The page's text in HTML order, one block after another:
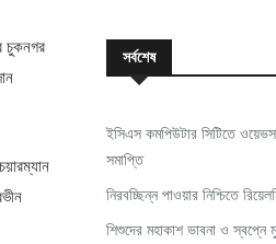
চুকনগর
সর্বশেষ
ইসিএস কমপিউটার সিটিতে
সমাপ্তি
নিরবচ্ছিন্ন পাওয়ার নিশ্চিতে
শিশুদের মহাকাশ ভাবনা ও স্বপ্নে